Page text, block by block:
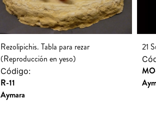
Rezolipichis. Tabla para rezar
(Reproducción en yeso)
Código:
R-11
Aymara
21